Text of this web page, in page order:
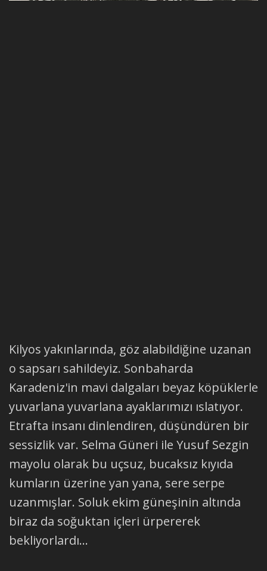
Kilyos yakınlarında, göz alabildiğine uzanan
o sapsarı sahildeyiz. Sonbaharda
Karadeniz'in mavi dalgaları beyaz köpüklerle
yuvarlana yuvarlana ayaklarımızı ıslatıyor.
Etrafta insanı dinlendiren, düşündüren bir
sessizlik var. Selma Güneri ile Yusuf Sezgin
mayolu olarak bu uçsuz, bucaksız kıyıda
kumların üzerine yan yana, sere serpe
uzanmışlar. Soluk ekim güneşinin altında
biraz da soğuktan içleri ürpererek
bekliyorlardı...